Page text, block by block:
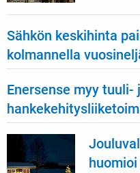
Sähkön keskihinta
kolmannella
Enersense myy tuuli-